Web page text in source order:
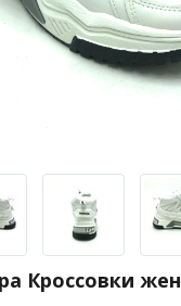
Кроссовки